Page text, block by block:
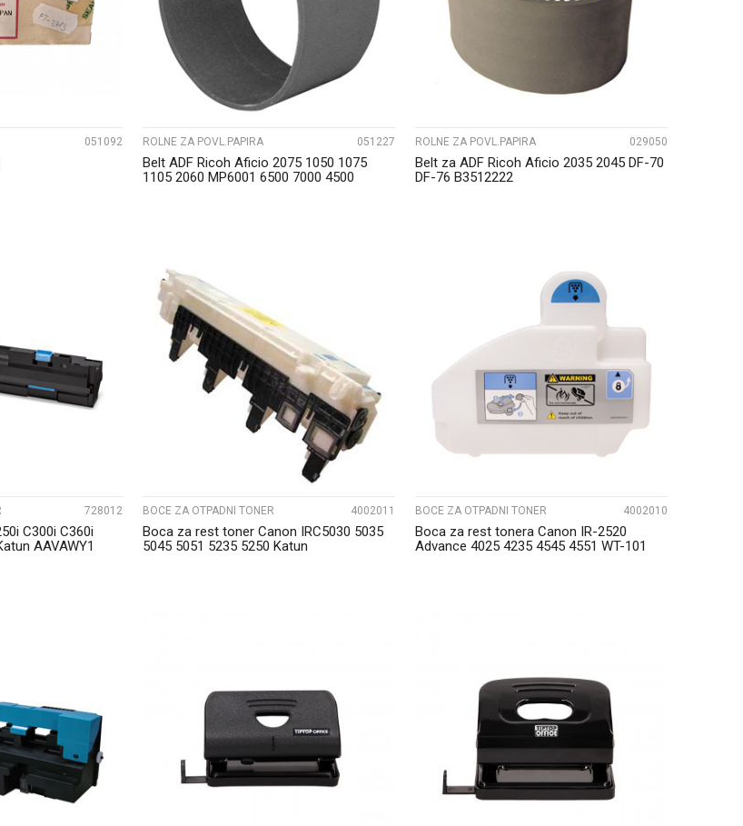
051092 ROLNE ZA POVL.PAPIRA 051227
Belt ADF Ricoh Aficio 2075 1050 1075
1105 2060 MP6001 6500 7000 4500
ROLNE ZA POVL.PAPIRA 029050
Belt za ADF Ricoh Aficio 2035 2045 DF-70
DF-76 B3512222
728012
C300i C360i
AAVAWY1
UPOREDI
BOCE ZA OTPADNI TONER 4002011
Boca za rest toner Canon IRC5030 5035
5045 5051 5235 5250 Katun
UPOREDI
BOCE ZA OTPADNI TONER 4002010
Boca za rest tonera Canon IR-2520
Advance 4025 4235 4545 4551 WT-101
UPOREDI UPOREDI